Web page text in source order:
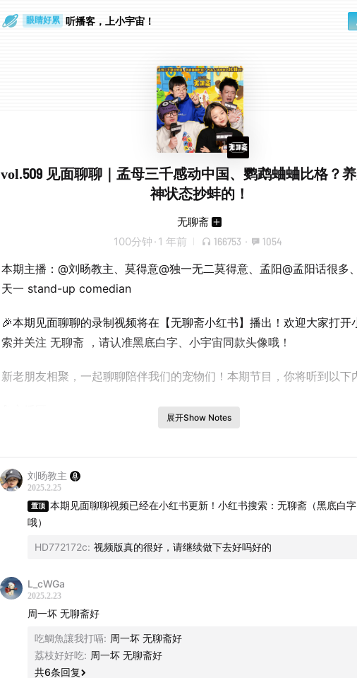
眼睛好累 听播客，上小宇宙！
vol.509 见面聊聊｜孟母三千感动中国、鹦鹉蛐蛐比格？
神状态抄蚌的！
无聊斋
100分钟 · 1 年前 166753 · 1054
本期主播：@刘旸教主、莫得意@独一无二莫得意、孟阳@孟阳话很多
天一 stand-up comedian
🎉本期见面聊聊的录制视频将在【无聊斋小红书】播出！欢迎大家打开
索并关注 无聊斋 ，请认准黑底白字、小宇宙同款头像哦！
新老朋友相聚，一起聊聊陪伴我们的宠物们！本期节目，你将听到以
每个宝贝都有自己的名字，但孟阳家的猫狗名字会不会有点冒犯了啊喂！
天一养宠物的标准竟然是“我倒要看看哪只狗能配得上我的精神状态”？
小野与布丁的“初见面battle但三折叠”故事？
孟母的氪金史大盘点：训人的训犬课、狗担架、装拉布拉多的航空箱、
空气净化器……
前方高能！“孟母三千”、“孟母背儿”、孟阳大破防！
🧑‍🤝‍🧑听众区：
名为“刘国（三声）庆”的花枝鼠、差点名为刘旸（？）的橘猫、从宠物医
后变成母猫的小公猫、邪恶小平头鹦鹉、名为“尖椒”的虎皮鹦鹉、鹦鹉
（？）、健身不碰碳水的螃蟹、《丑小鹅的故事》……
展开Show Notes
刘旸教主
2025.2.25
置顶
本期见面聊聊视频已经在小红书更新！小红书搜索：无聊斋（黑底白
哦）
HD772172c: 视频版真的很好，请继续做下去好吗好的
L_cWGa
2025.2.23
周一坏 无聊斋好
吃鯛魚讓我打嗝: 周一坏 无聊斋好
荔枝好好吃: 周一坏 无聊斋好
共6条回复